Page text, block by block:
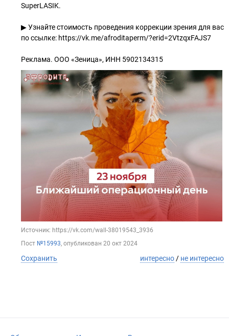
SuperLASIK.
▶ Узнайте стоимость проведения коррекции зрения для вас
по ссылке: https://vk.me/afroditaperm/?erid=2VtzqxFAJS7
Реклама. ООО «Зеница», ИНН 5902134315
Источник: https://vk.com/wall-38019543_3936
Пост №15993, опубликован 20 окт 2024
Сохранить интересно / не интересно